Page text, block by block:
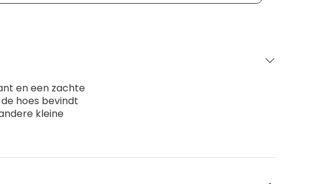
en een zachte
hoes bevindt
kleine